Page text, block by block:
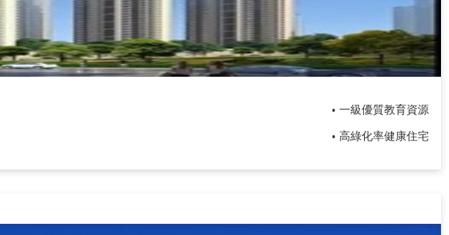
• 一級優質教育資源
• 高綠化率健康住宅